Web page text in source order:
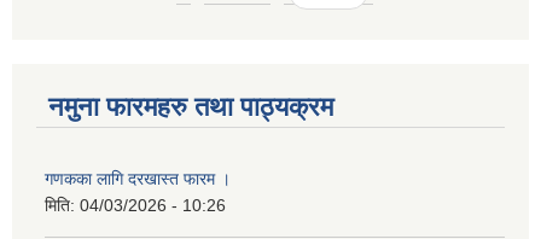
नमुना फारमहरु तथा पाठ्यक्रम
गणकका लागि दरखास्त फारम ।
मिति: 04/03/2026 - 10:26